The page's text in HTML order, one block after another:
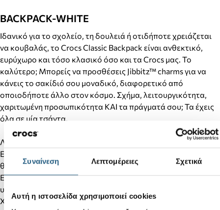
Συναίνεση Λεπτομέρειες Σχετικά
Αυτή η ιστοσελίδα χρησιμοποιεί cookies
BACKPACK-WHITE
Ιδανικό για το σχολείο, τη δουλειά ή οτιδήποτε χρειάζεται
να κουβαλάς, το Crocs Classic Backpack είναι ανθεκτικό,
ευρύχωρο και τόσο κλασικό όσο και τα Crocs μας. Το
καλύτερο; Μπορείς να προσθέσεις Jibbitz™ charms για να
κάνεις το σακίδιό σου μοναδικό, διαφορετικό από
οποιοδήποτε άλλο στον κόσμο. Σχήμα, λειτουργικότητα,
χαριτωμένη προσωπικότητα ΚΑΙ τα πράγματά σου; Τα έχεις
όλα σε μία τσάντα.
Λεπτομέρειες προϊόντος:
Εξατομίκευση με Jibbitz™ charms! 26 τρύπες στην μπροστινή
θήκη και 3 τρύπες στον ιμάντα του σακιδίου
Εξωτερικό πίσω μαξιλαρωμένο διαμέρισμα για φορητό
υπολογιστή για προστασία και εύκολη πρόσβαση.
Χωράει φορητό υπολογιστή 15–16”